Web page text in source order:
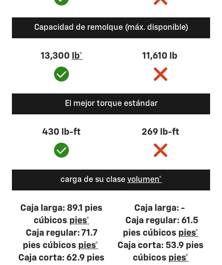
Capacidad de remolque (máx. disponible)
13,300 lb* 11,610 lb
El mejor torque estándar
430 lb-ft 269 lb-ft
carga de su clase volumen*
Caja larga: 89.1 pies
cúbicos pies*
Caja regular: 71.7
pies cúbicos pies*
Caja corta: 62.9 pies
Caja larga: -
Caja regular: 61.5
pies cúbicos pies*
Caja corta: 53.9 pies
cúbicos pies*